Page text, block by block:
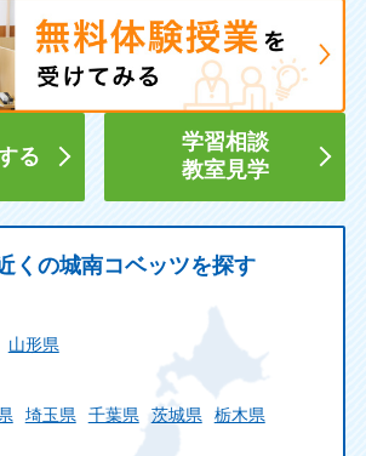
る
学習相談
教室見学
くの城南コベッツを探す
山形県
埼玉県 千葉県 茨城県
栃木県